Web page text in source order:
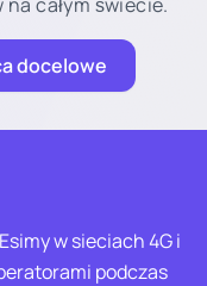
docelowe
w sieciach 4G i
podczas